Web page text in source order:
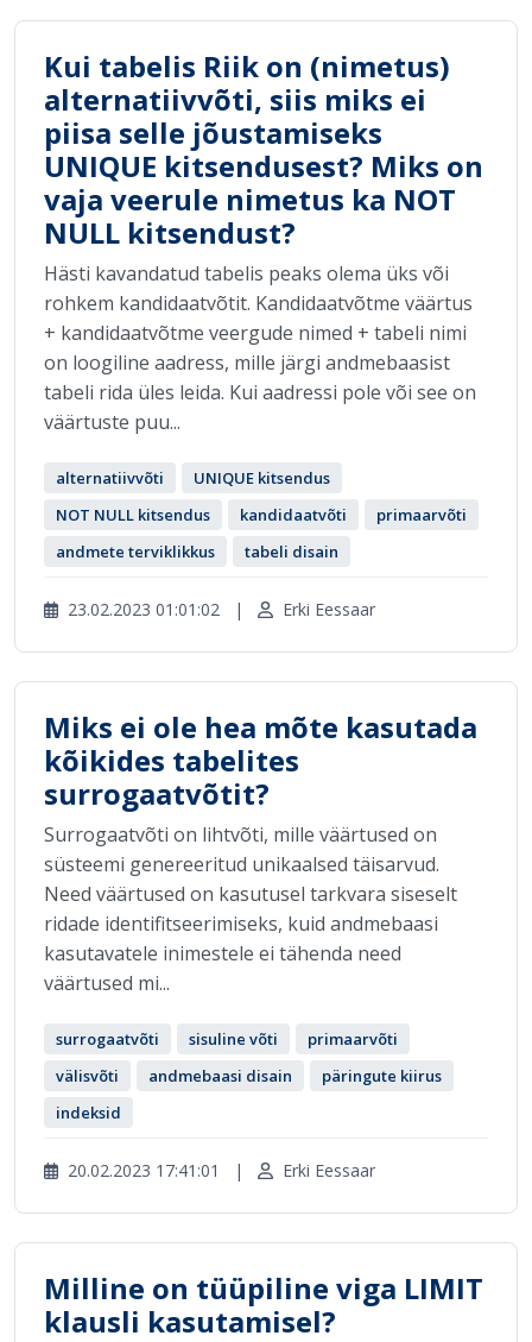
Kui tabelis Riik on (nimetus)
alternatiivvõti, siis miks ei
piisa selle jõustamiseks
UNIQUE kitsendusest? Miks on
vaja veerule nimetus ka NOT
NULL kitsendust?
Hästi kavandatud tabelis peaks olema üks või
rohkem kandidaatvõtit. Kandidaatvõtme väärtus
+ kandidaatvõtme veergude nimed + tabeli nimi
on loogiline aadress, mille järgi andmebaasist
tabeli rida üles leida. Kui aadressi pole või see on
väärtuste puu...
alternatiivvõti
UNIQUE kitsendus
NOT NULL kitsendus
kandidaatvõti
primaarvõti
andmete terviklikkus
tabeli disain
23.02.2023 01:01:02 | Erki Eessaar
Miks ei ole hea mõte kasutada
kõikides tabelites
surrogaatvõtit?
Surrogaatvõti on lihtvõti, mille väärtused on
süsteemi genereeritud unikaalsed täisarvud.
Need väärtused on kasutusel tarkvara siseselt
ridade identifitseerimiseks, kuid andmebaasi
kasutavatele inimestele ei tähenda need
väärtused mi...
surrogaatvõti sisuline võti
primaarvõti
välisvõti
andmebaasi disain
päringute kiirus
indeksid
20.02.2023 17:41:01 | Erki Eessaar
Milline on tüüpiline viga LIMIT
klausli kasutamisel?